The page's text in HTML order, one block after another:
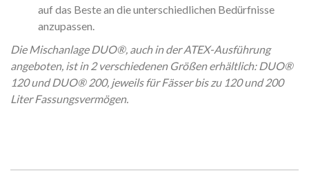
auf das Beste an die unterschiedlichen Bedürfnisse
anzupassen.
Die Mischanlage DUO®, auch in der ATEX-Ausführung
angeboten, ist in 2 verschiedenen Größen erhältlich: DUO®
120 und DUO® 200, jeweils für Fässer bis zu 120 und 200
Liter Fassungsvermögen.